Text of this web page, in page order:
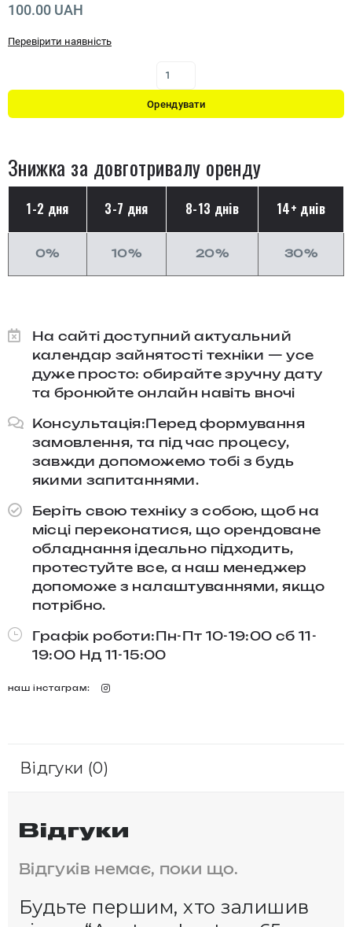
100.00 UAH
Перевірити наявність
Орендувати
Знижка за довготривалу оренду
1-2 дня 3-7 дня 8-13 днів 14+ днів
0% 10% 20% 30%
На сайті доступний актуальний
календар зайнятості техніки — усе
дуже просто: обирайте зручну дату
та бронюйте онлайн навіть вночі
Консультація:Перед формування
замовлення, та під час процесу,
завжди допоможемо тобі з будь
якими запитаннями.​
Беріть свою техніку з собою, щоб на
місці переконатися, що орендоване
обладнання ідеально підходить,
протестуйте все, а наш менеджер
допоможе з налаштуваннями, якщо
потрібно.
Графік роботи:Пн-Пт 10-19:00 сб 11-
19:00 Нд 11-15:00
наш інстаграм:
Відгуки (0)
Відгуки
Відгуків немає, поки що.
Будьте першим, хто залишив